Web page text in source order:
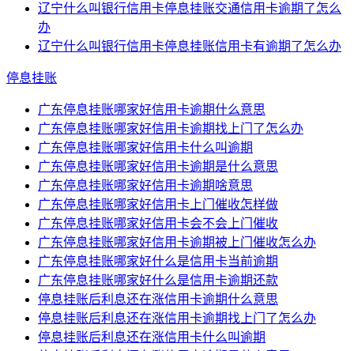
辽宁什么叫银行信用卡停息挂账交通信用卡逾期了怎么
办
辽宁什么叫银行信用卡停息挂账信用卡有逾期了怎么办
停息挂账
广东停息挂账哪家好信用卡逾期什么意思
广东停息挂账哪家好信用卡逾期找上门了怎么办
广东停息挂账哪家好信用卡什么叫逾期
广东停息挂账哪家好信用卡逾期是什么意思
广东停息挂账哪家好信用卡逾期啥意思
广东停息挂账哪家好信用卡上门催收怎样做
广东停息挂账哪家好信用卡会不会上门催收
广东停息挂账哪家好信用卡逾期被上门催收怎么办
广东停息挂账哪家好什么是信用卡当前逾期
广东停息挂账哪家好什么是信用卡逾期还款
停息挂账后利息还在涨信用卡逾期什么意思
停息挂账后利息还在涨信用卡逾期找上门了怎么办
停息挂账后利息还在涨信用卡什么叫逾期